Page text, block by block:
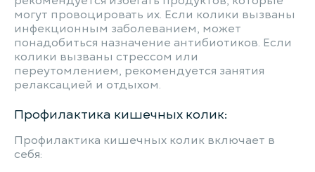
могут провоцировать их. Если колики вызваны
инфекционным заболеванием, может
понадобиться назначение антибиотиков. Если
колики вызваны стрессом или
переутомлением, рекомендуется занятия
релаксацией и отдыхом.
Профилактика кишечных колик:
Профилактика кишечных колик включает в
себя: